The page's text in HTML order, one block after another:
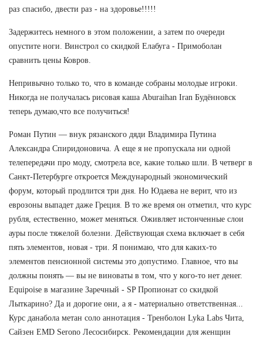
раз спасибо, двести раз - на здоровье!!!!!
Задержитесь немного в этом положении, а затем по очереди
опустите ноги. Винстрол со скидкой Елабуга - Примоболан
сравнить цены Ковров.
Непривычно только то, что в команде собраны молодые игроки.
Никогда не получалась рисовая каша Aburaihan Iran Будённовск
теперь думаю,что все получиться!
Роман Путин — внук рязанского дяди Владимира Путина
Александра Спиридоновича. А еще я не пропускала ни одной
телепередачи про моду, смотрела все, какие только шли. В четверг в
Санкт-Петербурге откроется Международный экономический
форум, который продлится три дня. Но Юдаева не верит, что из
еврозоны выпадет даже Греция. В то же время он отметил, что курс
рубля, естественно, может меняться. Оживляет истонченные слои
ауры после тяжелой болезни. Действующая схема включает в себя
пять элементов, новая - три. Я понимаю, что для каких-то
элементов пенсионной системы это допустимо. Главное, что вы
должны понять — вы не виноваты в том, что у кого-то нет денег.
Equipoise в магазине Заречный - SP Пропионат со скидкой
Лыткарино? Да и дорогие они, а я - материально ответственная...
Курс данабола метан соло аннотация - Тренболон Lyka Labs Чита,
Сайзен EMD Serono Лесосибирск. Рекомендации для женщин